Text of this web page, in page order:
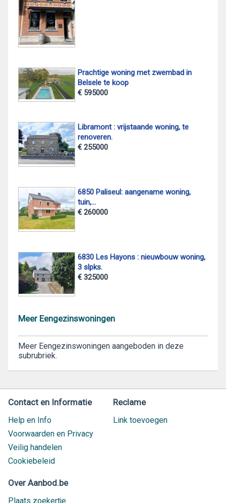
Prachtige woning met zwembad in
Belsele te koop
€ 595000
Libramont : vrijstaande woning, te
renoveren.
€ 255000
6850 Paliseul: aangename woning,
tuin,...
€ 260000
6830 Les Hayons : nieuwbouw woning,
3 slpks.
€ 325000
Meer Eengezinswoningen
Meer Eengezinswoningen aangeboden in deze
subrubriek.
Contact en Informatie
Help en Info
Voorwaarden en Privacy
Veilig handelen
Cookiebeleid
Reclame
Link toevoegen
Over Aanbod.be
Plaats zoekertje